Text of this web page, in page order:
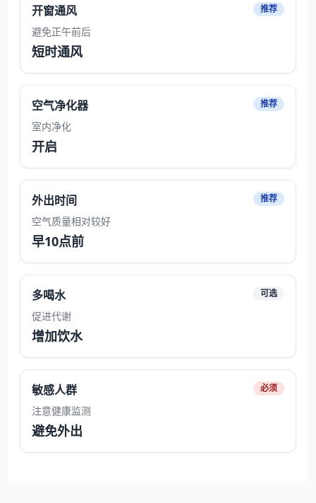
开窗通风 推荐
避免正午前后
短时通风
空气净化器 推荐
室内净化
开启
外出时间 推荐
空气质量相对较好
早10点前
多喝水 可选
促进代谢
增加饮水
敏感人群 必须
注意健康监测
避免外出